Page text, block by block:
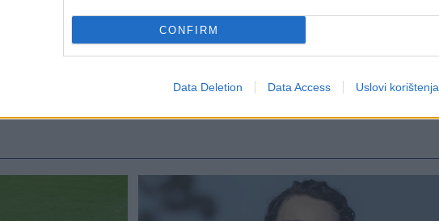
CONFIRM
Data Deletion Data Access Uslovi korištenja